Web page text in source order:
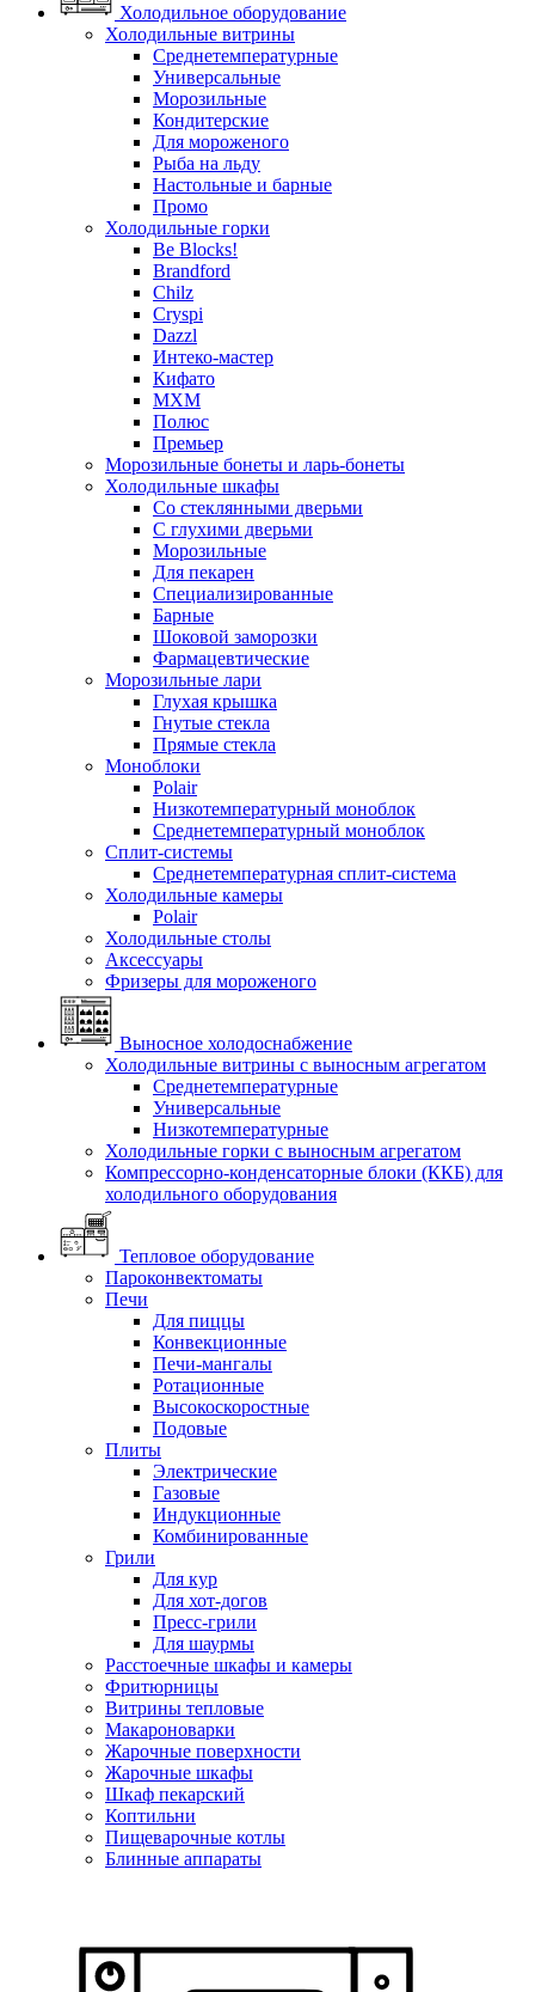
Холодильное оборудование
Холодильные витрины
Среднетемпературные
Универсальные
Морозильные
Кондитерские
Для мороженого
Рыба на льду
Настольные и барные
Промо
Холодильные горки
Be Blocks!
Brandford
Chilz
Cryspi
Dazzl
Интеко-мастер
Кифато
МХМ
Полюс
Премьер
Морозильные бонеты и ларь-бонеты
Холодильные шкафы
Со стеклянными дверьми
С глухими дверьми
Морозильные
Для пекарен
Специализированные
Барные
Шоковой заморозки
Фармацевтические
Морозильные лари
Глухая крышка
Гнутые стекла
Прямые стекла
Моноблоки
Polair
Низкотемпературный моноблок
Среднетемпературный моноблок
Сплит-системы
Среднетемпературная сплит-система
Холодильные камеры
Polair
Холодильные столы
Аксессуары
Фризеры для мороженого
Выносное холодоснабжение
Холодильные витрины с выносным агрегатом
Среднетемпературные
Универсальные
Низкотемпературные
Холодильные горки с выносным агрегатом
Компрессорно-конденсаторные блоки (ККБ) для
холодильного оборудования
Тепловое оборудование
Пароконвектоматы
Печи
Для пиццы
Конвекционные
Печи-мангалы
Ротационные
Высокоскоростные
Подовые
Плиты
Электрические
Газовые
Индукционные
Комбинированные
Грили
Для кур
Для хот-догов
Пресс-грили
Для шаурмы
Расстоечные шкафы и камеры
Фритюрницы
Витрины тепловые
Макароноварки
Жарочные поверхности
Жарочные шкафы
Шкаф пекарский
Коптильни
Пищеварочные котлы
Блинные аппараты